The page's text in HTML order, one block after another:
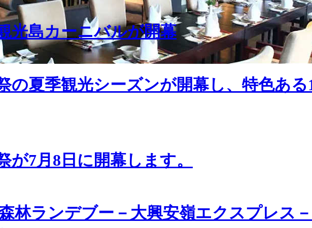
光島カーニバルが開幕
の夏季観光シーズンが開幕し、特色あ
が7月8日に開幕します。
林ランデブー－大興安嶺エクスプレス